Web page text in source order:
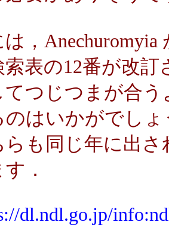
，
索表の12番が改
てつじつまが合
のはいかがでしょ
らも同じ年に出
．
dl.ndl.go.jp/